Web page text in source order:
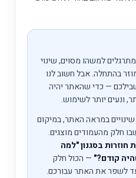
למשהו מסוים, שינוי
בהתחלה. אבל חשוב לנו
— כדי שהאתר יהיה
ונעים יותר לשימוש.
במראה האתר, במיקום
חלק מהעמודים מוצגים.
חוזרות בסגנון "למה
קודם?" — הכול חלק
לשפר את האתר עבורכם.